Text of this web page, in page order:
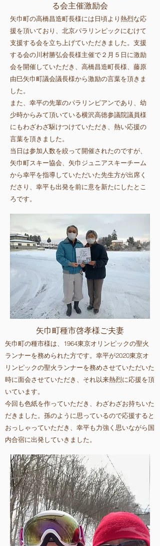
る会主催激励会
矢巾町の高橋昌造町長様には日頃より熱烈な応
援を頂いており、北京パラリンピックにむけて
支援する会を立ち上げていただきました。支援
する会の川村勝弘会長様主催で２月５日に激励
会を開催していただき、高橋昌造町長様、藤原
由巳矢巾町議会議長様から激励の言葉を頂きま
した。
また、幸平の先輩のパラリンピアンであり、幼
少時からみて頂いている横沢高徳参議院議員様
にもわざわざ駆けつけていただき、熱い応援の
言葉を頂きました。
​当日は参加人数を絞って開催されたのですが、
矢巾町スキー協会、矢巾ジュニアスキーチーム
から幸平を指導していただいた先生方が出席く
ださり、幸平も出発を前に意を新たにしたとこ
ろです。
矢巾町種市啓孝様ご夫妻
矢巾町の種市様は、1964東京オリンピックの聖火
ランナーを務められた方です。幸平が2020東京オ
リンピックの聖火ランナーを務めさせていただいた
時に面会させていただき、それ以来熱烈に応援を頂
いています。
今回も色紙を作っていただき、わざわざお持ちいた
だきました。孫のように思っているので応援すると
おっしゃっていただき、幸平も力強く思いながら国
内合宿に出発していきました。